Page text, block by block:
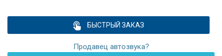
БЫСТРЫЙ ЗАКАЗ
Продавец автозвука?